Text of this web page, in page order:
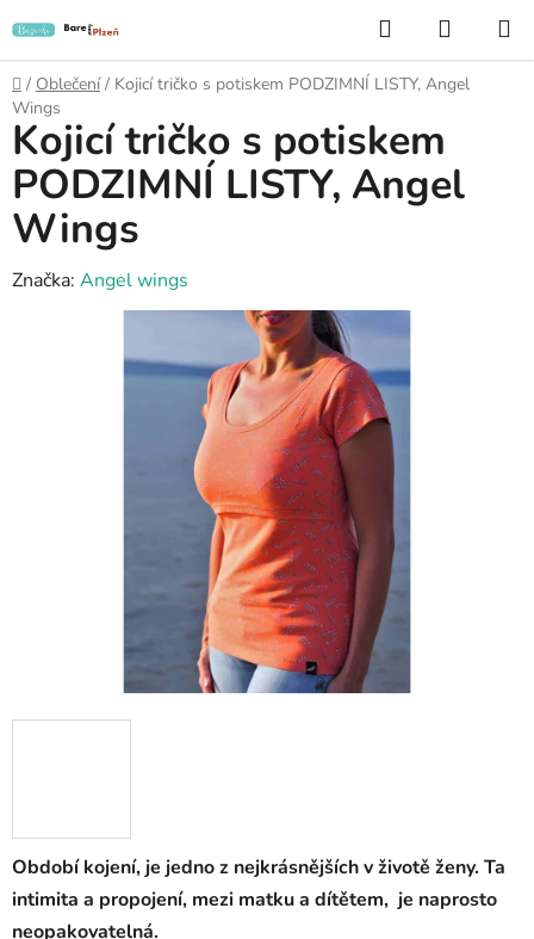
na
obsah
Hledat
KOŠÍK
Domů
/ Oblečení / Kojicí tričko s potiskem PODZIMNÍ LISTY, Angel
Wings
Období kojení, je jedno z nejkrásnějších v životě ženy. Ta
intimita a propojení, mezi matku a dítětem, je naprosto
neopakovatelná.
Kojicí tričko s potiskem
PODZIMNÍ LISTY, Angel
Wings
Značka: Angel wings